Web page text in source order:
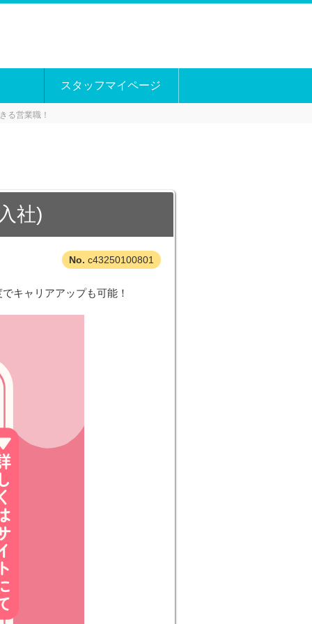
スタッフマイページ
る営業職！
社)
c43250100801
キャリアアップも可能！